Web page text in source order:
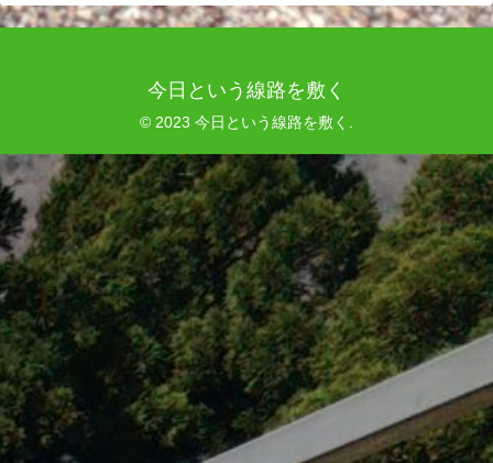
今日という線路を敷く
© 2023 今日という線路を敷く.